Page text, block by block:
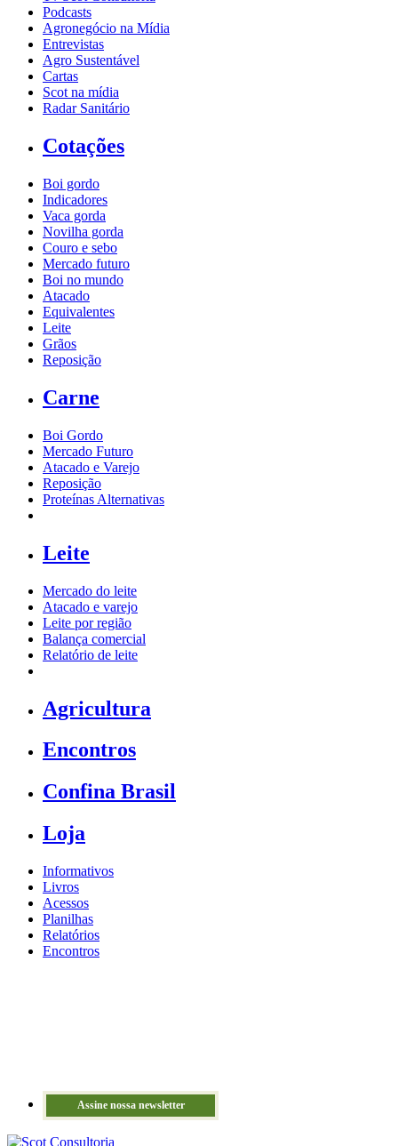
Podcasts
Agronegócio na Mídia
Entrevistas
Agro Sustentável
Cartas
Scot na mídia
Radar Sanitário
Cotações
Boi gordo
Indicadores
Vaca gorda
Novilha gorda
Couro e sebo
Mercado futuro
Boi no mundo
Atacado
Equivalentes
Leite
Grãos
Reposição
Carne
Boi Gordo
Mercado Futuro
Atacado e Varejo
Reposição
Proteínas Alternativas
Leite
Mercado do leite
Atacado e varejo
Leite por região
Balança comercial
Relatório de leite
Agricultura
Encontros
Confina Brasil
Loja
Informativos
Livros
Acessos
Planilhas
Relatórios
Encontros
Assine nossa newsletter